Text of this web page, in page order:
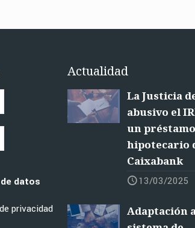
datos
privacidad
Actualidad
La Justicia
abusivo el
un
hipotecario
Caixabank
13/03/2025
Adaptación